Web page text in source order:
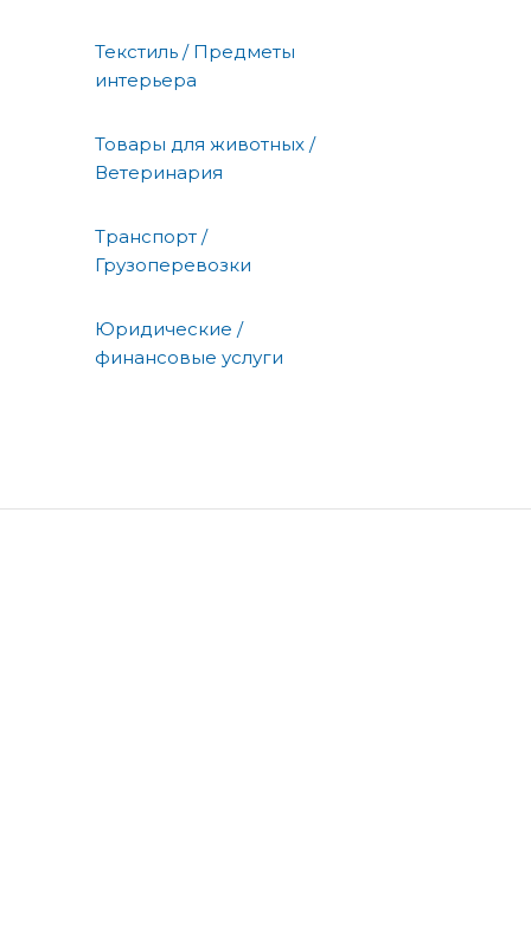
Текстиль / Предметы
интерьера
Товары для животных /
Ветеринария
Транспорт /
Грузоперевозки
Юридические /
финансовые услуги